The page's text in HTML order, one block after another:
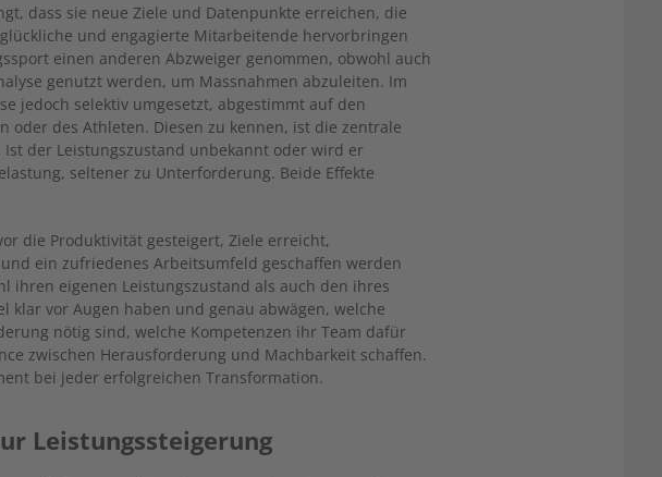
dass sie neue Ziele und Datenpunkte erreichen, die
und engagierte Mitarbeitende hervorbringen
einen anderen Abzweiger genommen, obwohl auch
genutzt werden, um Massnahmen abzuleiten. Im
jedoch selektiv umgesetzt, abgestimmt auf den
oder des Athleten. Diesen zu kennen, ist die zentrale
Ist der Leistungszustand unbekannt oder wird er
seltener zu Unterforderung. Beide Effekte
die Produktivität gesteigert, Ziele erreicht,
ein zufriedenes Arbeitsumfeld geschaffen werden
ihren eigenen Leistungszustand als auch den ihres
klar vor Augen haben und genau abwägen, welche
nötig sind, welche Kompetenzen ihr Team dafür
zwischen Herausforderung und Machbarkeit schaffen.
bei jeder erfolgreichen Transformation.
Leistungssteigerung